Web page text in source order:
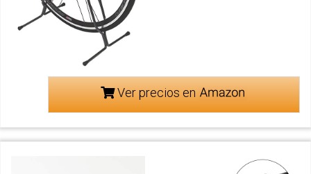
Ver precios en